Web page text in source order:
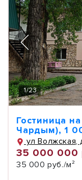
1/23
Гостиница
Чардым), 1
ул Волжская,
35 000 000
35 000 руб./м²